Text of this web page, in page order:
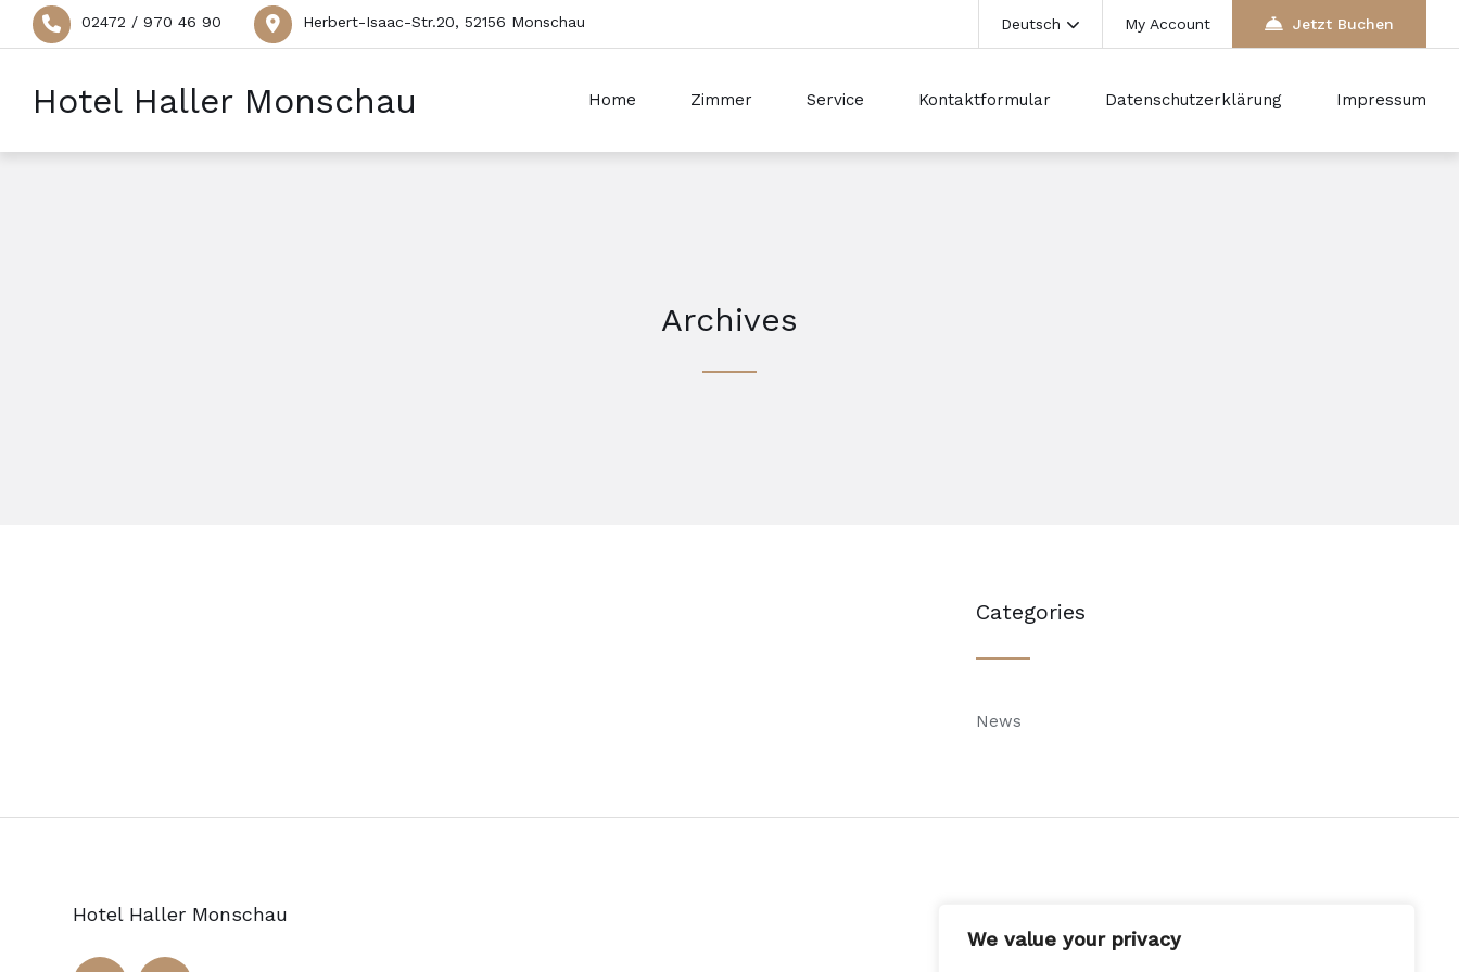
We value your privacy
02472 / 970 46 90 Herbert-Isaac-Str.20, 52156 Monschau Deutsch My Account Jetzt Buchen
Hotel Haller Monschau Home Zimmer Service Kontaktformular Datenschutzerklärung Impressum
Archives
Categories
News
Hotel Haller Monschau